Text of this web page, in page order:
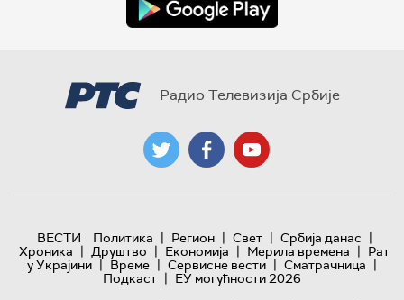
Радио Телевизија Србије
ВЕСТИ Политика | Регион | Свет | Србија данас |
Хроника | Друштво | Економија | Мерила времена | Рат
у Украјини | Време | Сервисне вести | Сматрачница |
Подкаст | ЕУ могућности 2026